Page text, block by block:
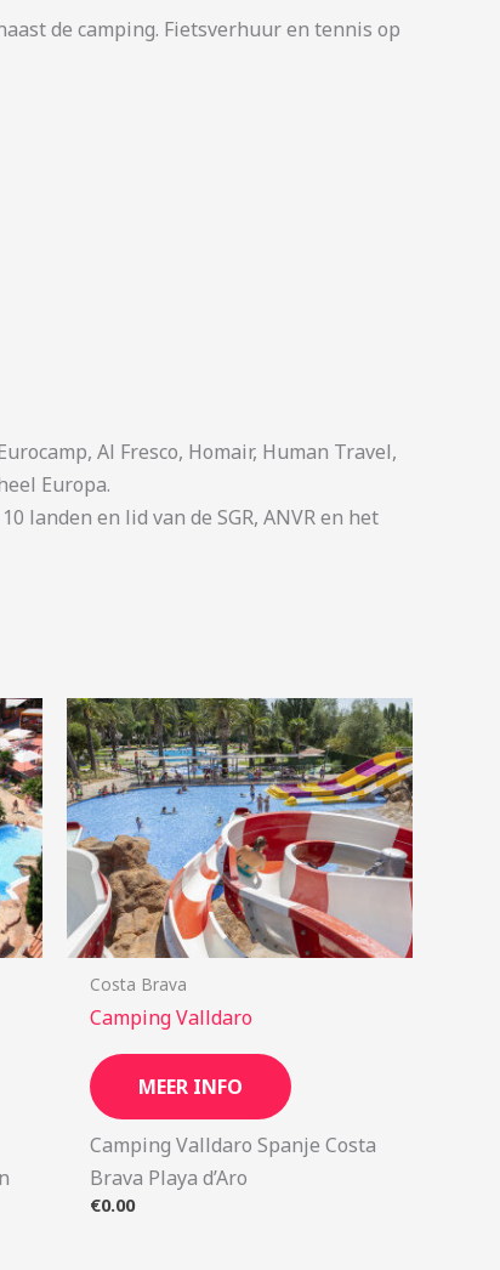
de camping. Fietsverhuur en tennis op
Al Fresco, Homair, Human Travel,
Europa.
landen en lid van de SGR, ANVR en het
Costa Brava
Camping Valldaro
MEER INFO
Camping Valldaro Spanje Costa
Brava Playa d’Aro
€0.00